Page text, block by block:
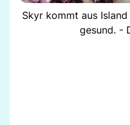
Skyr kommt aus
gesund. -